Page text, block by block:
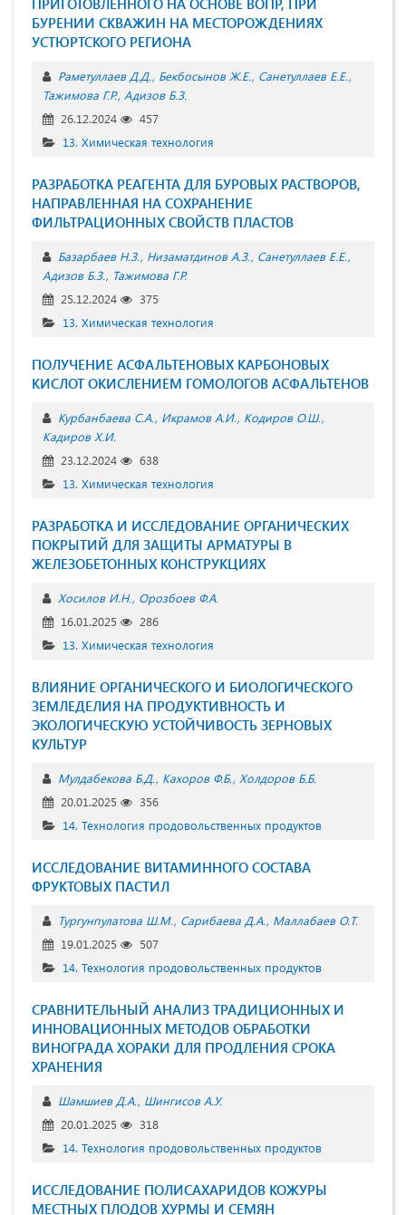
ПРИГОТОВЛЕННОГО НА ОСНОВЕ ВОПР, ПРИ
БУРЕНИИ СКВАЖИН НА МЕСТОРОЖДЕНИЯХ
УСТЮРТСКОГО РЕГИОНА
Раметуллаев Д.Д. Бекбосынов Ж.Е. Санетуллаев Е.Е.
Тажимова Г.Р. Адизов Б.З.
26.12.2024
457
13. Химическая технология
РАЗРАБОТКА РЕАГЕНТА ДЛЯ БУРОВЫХ РАСТВОРОВ,
НАПРАВЛЕННАЯ НА СОХРАНЕНИЕ
ФИЛЬТРАЦИОННЫХ СВОЙСТВ ПЛАСТОВ
Базарбаев Н.З. Низаматдинов А.З. Санетуллаев Е.Е.
Адизов Б.З. Тажимова Г.Р.
25.12.2024
375
13. Химическая технология
ПОЛУЧЕНИЕ АСФАЛЬТЕНОВЫХ КАРБОНОВЫХ
КИСЛОТ ОКИСЛЕНИЕМ ГОМОЛОГОВ АСФАЛЬТЕНОВ
Курбанбаева C.А. Икрамов А.И. Кодиров О.Ш.
Кадиров Х.И.
23.12.2024
638
13. Химическая технология
РАЗРАБОТКА И ИССЛЕДОВАНИЕ ОРГАНИЧЕСКИХ
ПОКРЫТИЙ ДЛЯ ЗАЩИТЫ АРМАТУРЫ В
ЖЕЛЕЗОБЕТОННЫХ КОНСТРУКЦИЯХ
Хосилов И.Н. Орозбоев Ф.А.
16.01.2025
286
13. Химическая технология
ВЛИЯНИЕ ОРГАНИЧЕСКОГО И БИОЛОГИЧЕСКОГО
ЗЕМЛЕДЕЛИЯ НА ПРОДУКТИВНОСТЬ И
ЭКОЛОГИЧЕСКУЮ УСТОЙЧИВОСТЬ ЗЕРНОВЫХ
КУЛЬТУР
Мулдабекова Б.Д. Кахоров Ф.Б. Холдоров Б.Б.
20.01.2025
356
14. Технология продовольственных продуктов
ИССЛЕДОВАНИЕ ВИТАМИННОГО СОСТАВА
ФРУКТОВЫХ ПАСТИЛ
Тургунпулатова Ш.М. Сарибаева Д.А. Маллабаев О.Т.
19.01.2025
507
14. Технология продовольственных продуктов
СРАВНИТЕЛЬНЫЙ АНАЛИЗ ТРАДИЦИОННЫХ И
ИННОВАЦИОННЫХ МЕТОДОВ ОБРАБОТКИ
ВИНОГРАДА ХОРАКИ ДЛЯ ПРОДЛЕНИЯ СРОКА
ХРАНЕНИЯ
Шамшиев Д.А. Шингисов А.У.
20.01.2025
318
14. Технология продовольственных продуктов
ИССЛЕДОВАНИЕ ПОЛИСАХАРИДОВ КОЖУРЫ
МЕСТНЫХ ПЛОДОВ ХУРМЫ И СЕМЯН